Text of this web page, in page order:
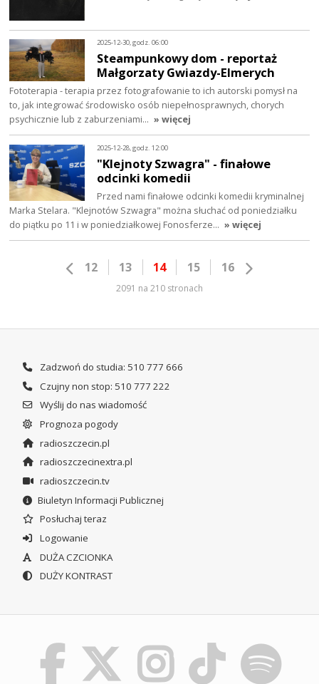
2025-12-30, godz. 06:00
Steampunkowy dom - reportaż
Małgorzaty Gwiazdy-Elmerych
Fototerapia - terapia przez fotografowanie to ich autorski pomysł na
to, jak integrować środowisko osób niepełnosprawnych, chorych
psychicznie lub z zaburzeniami… » więcej
2025-12-28, godz. 12:00
"Klejnoty Szwagra" - finałowe
odcinki komedii
Przed nami finałowe odcinki komedii kryminalnej
Marka Stelara. "Klejnotów Szwagra" można słuchać od poniedziałku
do piątku po 11 i w poniedziałkowej Fonosferze… » więcej
12 13 14 15 16
2091 na 210 stronach
Zadzwoń do studia: 510 777 666
Czujny non stop: 510 777 222
Wyślij do nas wiadomość
Prognoza pogody
radioszczecin.pl
radioszczecinextra.pl
radioszczecin.tv
Biuletyn Informacji Publicznej
Posłuchaj teraz
Logowanie
DUŻA CZCIONKA
DUŻY KONTRAST